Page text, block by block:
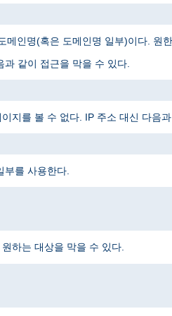
메인명(혹은 도메인명 일부)이다. 원
같이 접근을 막을 수 있다.
지를 볼 수 없다. IP 주소 대신 다음
를 사용한다.
하는 대상을 막을 수 있다.